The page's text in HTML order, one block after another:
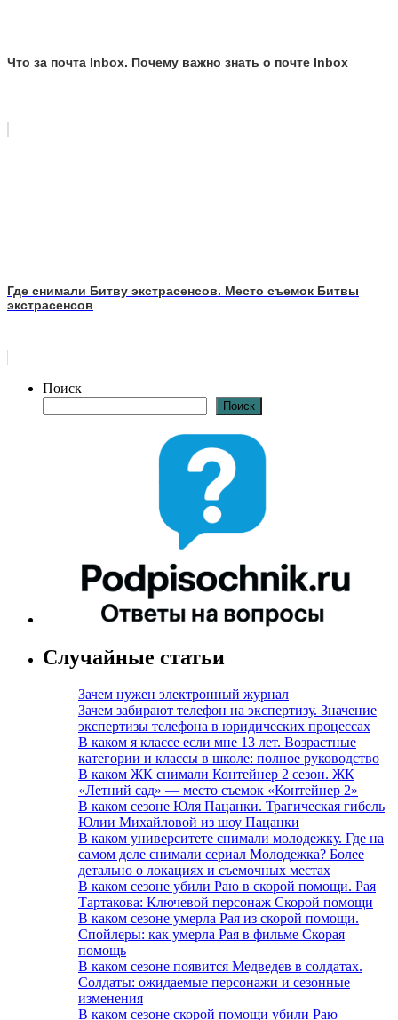
Что за почта Inbox. Почему важно знать о почте Inbox
Где снимали Битву экстрасенсов. Место съемок Битвы
экстрасенсов
Поиск
Поиск
Случайные статьи
Зачем нужен электронный журнал
Зачем забирают телефон на экспертизу. Значение
экспертизы телефона в юридических процессах
В каком я классе если мне 13 лет. Возрастные
категории и классы в школе: полное руководство
В каком ЖК снимали Контейнер 2 сезон. ЖК
«Летний сад» — место съемок «Контейнер 2»
В каком сезоне Юля Пацанки. Трагическая гибель
Юлии Михайловой из шоу Пацанки
В каком университете снимали молодежку. Где на
самом деле снимали сериал Молодежка? Более
детально о локациях и съемочных местах
В каком сезоне убили Раю в скорой помощи. Рая
Тартакова: Ключевой персонаж Скорой помощи
В каком сезоне умерла Рая из скорой помощи.
Спойлеры: как умерла Рая в фильме Скорая
помощь
В каком сезоне появится Медведев в солдатах.
Солдаты: ожидаемые персонажи и сезонные
изменения
В каком сезоне скорой помощи убили Раю